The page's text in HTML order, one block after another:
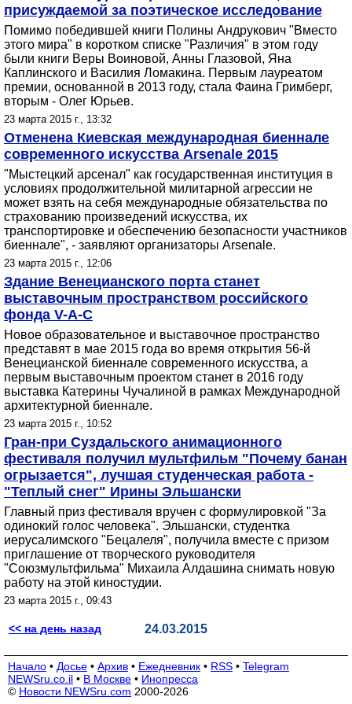
присуждаемой за поэтическое исследование
Помимо победившей книги Полины Андрукович "Вместо
этого мира" в коротком списке "Различия" в этом году
были книги Веры Воиновой, Анны Глазовой, Яна
Каплинского и Василия Ломакина. Первым лауреатом
премии, основанной в 2013 году, стала Фаина Гримберг,
вторым - Олег Юрьев.
23 марта 2015 г., 13:32
Отменена Киевская международная биеннале
современного искусства Arsenale 2015
"Мыстецкий арсенал" как государственная институция в
условиях продолжительной милитарной агрессии не
может взять на себя международные обязательства по
страхованию произведений искусства, их
транспортировке и обеспечению безопасности участников
биеннале", - заявляют организаторы Arsenale.
23 марта 2015 г., 12:06
Здание Венецианского порта станет
выставочным пространством российского
фонда V-A-C
Новое образовательное и выставочное пространство
представят в мае 2015 года во время открытия 56-й
Венецианской биеннале современного искусства, а
первым выставочным проектом станет в 2016 году
выставка Катерины Чучалиной в рамках Международной
архитектурной биеннале.
23 марта 2015 г., 10:52
Гран-при Суздальского анимационного
фестиваля получил мультфильм "Почему банан
огрызается", лучшая студенческая работа -
"Теплый снег" Ирины Эльшански
Главный приз фестиваля вручен с формулировкой "За
одинокий голос человека". Эльшански, студентка
иерусалимского "Бецалеля", получила вместе с призом
приглашение от творческого руководителя
"Союзмультфильма" Михаила Алдашина снимать новую
работу на этой киностудии.
23 марта 2015 г., 09:43
<< на день назад 24.03.2015
Начало • Досье • Архив • Ежедневник • RSS • Telegram
NEWSru.co.il • В Москве • Инопресса
© Новости NEWSru.com 2000-2026